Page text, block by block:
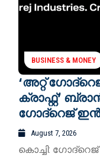
BUSINESS & MONEY
‘അറ്റ്
ക്രാഫ്റ്റ്’
ഗോദ്‌റെജ്
August 7, 2026
കൊച്ചി: